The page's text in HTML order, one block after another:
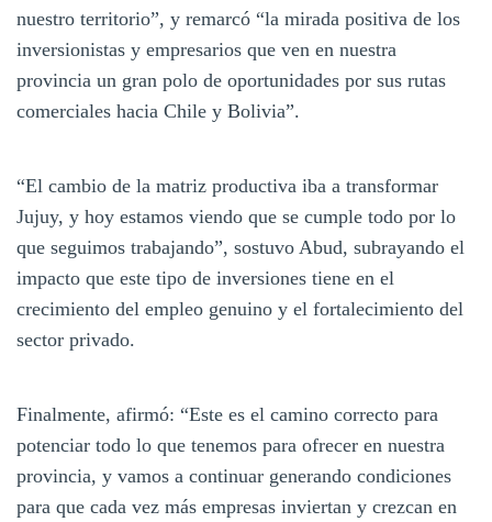
nuestro territorio”, y remarcó “la mirada positiva de los
inversionistas y empresarios que ven en nuestra
provincia un gran polo de oportunidades por sus rutas
comerciales hacia Chile y Bolivia”.
“El cambio de la matriz productiva iba a transformar
Jujuy, y hoy estamos viendo que se cumple todo por lo
que seguimos trabajando”, sostuvo Abud, subrayando el
impacto que este tipo de inversiones tiene en el
crecimiento del empleo genuino y el fortalecimiento del
sector privado.
Finalmente, afirmó: “Este es el camino correcto para
potenciar todo lo que tenemos para ofrecer en nuestra
provincia, y vamos a continuar generando condiciones
para que cada vez más empresas inviertan y crezcan en